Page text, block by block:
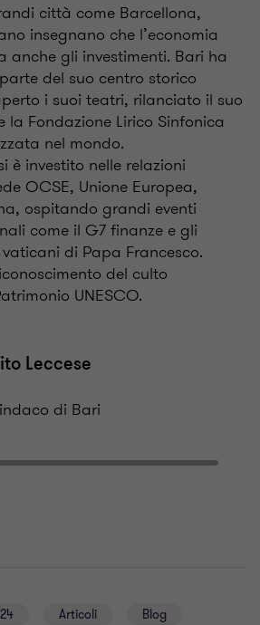
città come Barcellona,
insegnano che l’economia
anche gli investimenti. Bari ha
del suo centro storico
i suoi teatri, rilanciato il suo
la Fondazione Lirico Sinfonica
nel mondo.
è investito nelle relazioni
OCSE, Unione Europea,
ospitando grandi eventi
come il G7 finanze e gli
di Papa Francesco.
del culto
UNESCO.
Leccese
di Bari
Articoli Blog